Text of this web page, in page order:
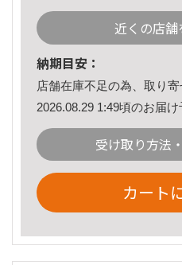
近くの店舗
納期目安：
店舗在庫不足の為、取り寄
2026.08.29 1:49頃のお届け
受け取り方法
カート